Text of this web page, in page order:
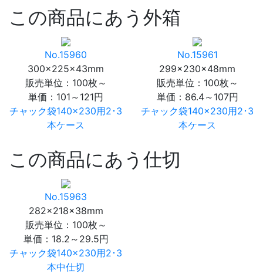
この商品にあう外箱
No.15960
300×225×43mm
販売単位：100枚～
単価： 101～121円
チャック袋140×230用2･3
本ケース
No.15961
299×230×48mm
販売単位：100枚～
単価： 86.4～107円
チャック袋140×230用2･3
本ケース
この商品にあう仕切
No.15963
282×218×38mm
販売単位：100枚～
単価： 18.2～29.5円
チャック袋140×230用2･3
本中仕切